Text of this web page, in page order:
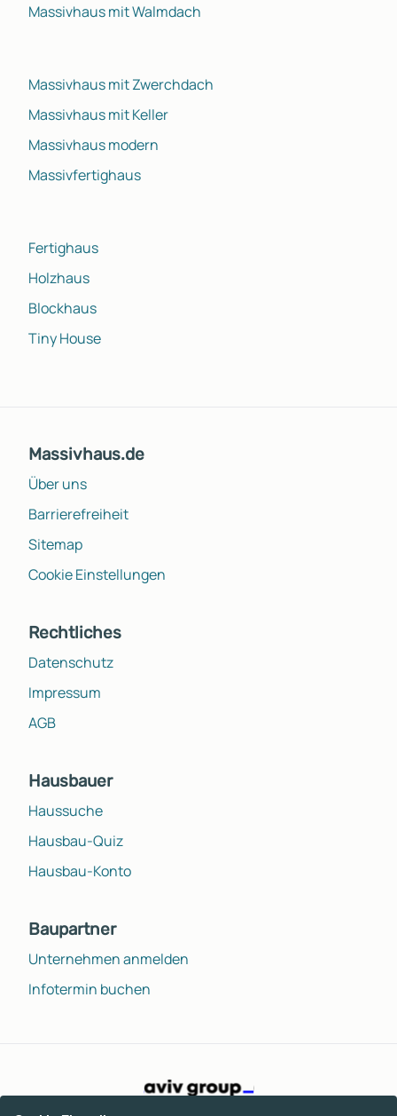
Massivhaus mit Walmdach
Massivhaus mit Zwerchdach
Massivhaus mit Keller
Massivhaus modern
Massivfertighaus
Fertighaus
Holzhaus
Blockhaus
Tiny House
Massivhaus.de
Über uns
Barrierefreiheit
Sitemap
Cookie Einstellungen
Rechtliches
Datenschutz
Impressum
AGB
Hausbauer
Haussuche
Hausbau-Quiz
Hausbau-Konto
Baupartner
Unternehmen anmelden
Infotermin buchen